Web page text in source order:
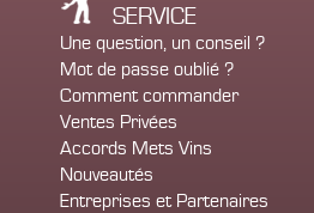
SERVICE
Une question, un conseil ?
Mot de passe oublié ?
Comment commander
Ventes Privées
Accords Mets Vins
Nouveautés
Entreprises et Partenaires